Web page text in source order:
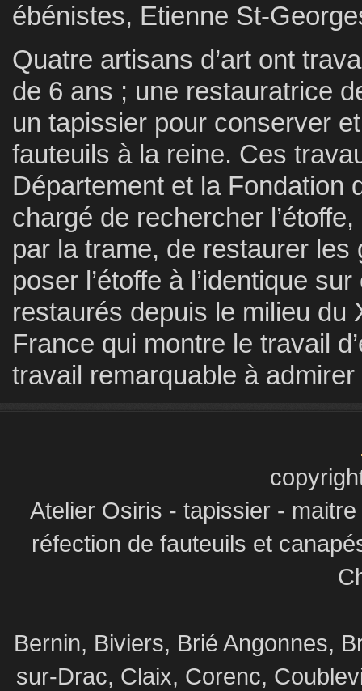
ébénistes, Etienne St-
Quatre artisans d’art ont
de 6 ans ; une restauratrice
un tapissier pour conserver
fauteuils à la reine. Ces
Département et la Fondation
chargé de rechercher
par la trame, de restaurer
poser l’étoffe à l’identique
restaurés depuis le milieu du
France qui montre le travail
travail remarquable à
Atelier Osiris - tapissier -
réfection de fauteuils et
Bernin, Biviers, Brié Angonnes,
sur-Drac, Claix, Corenc,